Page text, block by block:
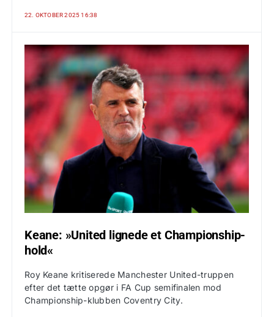
22. OKTOBER 2025 16:38
Keane: »United lignede et Championship-
hold«
Roy Keane kritiserede Manchester United-truppen
efter det tætte opgør i FA Cup semifinalen mod
Championship-klubben Coventry City.